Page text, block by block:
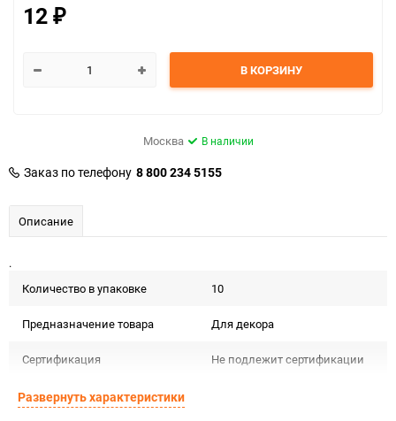
12 ₽
В КОРЗИНУ
Москва В наличии
Заказ по телефону 8 800 234 5155
Описание
.
Количество в упаковке
10
Предназначение товара Для декора
Сертификация Не подлежит сертификации
Особые условия
Развернуть характеристики